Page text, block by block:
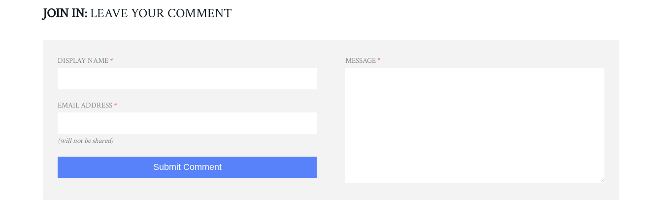
JOIN IN: LEAVE YOUR COMMENT
DISPLAY NAME*
EMAIL ADDRESS*
(will not be shared)
MESSAGE*